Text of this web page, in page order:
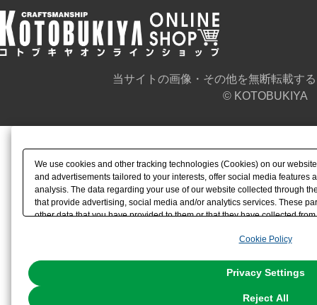
当サイトの画像・その他を無断転載す
© KOTOBUKIYA
We use cookies and other tracking technologies (Cookies) on our
and advertisements tailored to your interests, offer social media features
analysis. The data regarding your use of our website collected through
that provide advertising, social media and/or analytics services. These
other data that you have provided to them or that they have collected
the use of all Cookies except for Strictly Necessary Cookies, please
Cookie Policy
Privacy Settings
Reject All